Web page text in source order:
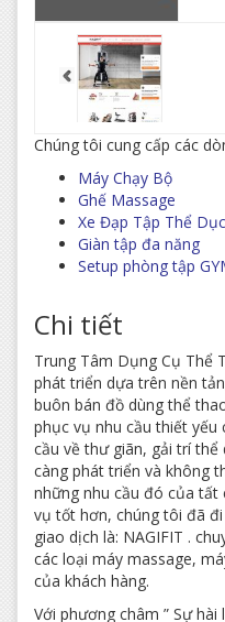
Chúng tôi cung cấp các
Máy Chạy Bộ
Ghế Massage
Xe Đạp Tập Thể Dục
Giàn tập đa năng
Setup phòng tập
Chi tiết
Trung Tâm Dụng Cụ Thể
phát triển dựa trên nền
buôn bán đồ dùng thể
phục vụ nhu cầu thiết yếu
cầu về thư giãn, gải trí
càng phát triển và không
những nhu cầu đó của tất
vụ tốt hơn, chúng tôi đã
giao dịch là: NAGIFIT .
các loại máy massage,
của khách hàng.
Với phương châm ” Sự